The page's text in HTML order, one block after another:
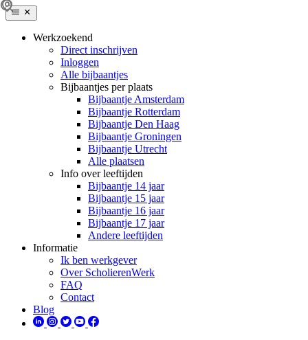
Werkzoekend
Direct inschrijven
Inloggen
Alle bijbaantjes
Bijbaantjes per plaats
Bijbaantje Amsterdam
Bijbaantje Rotterdam
Bijbaantje Den Haag
Bijbaantje Groningen
Bijbaantje Utrecht
Alle plaatsen
Info over leeftijden
Bijbaantje 14 jaar
Bijbaantje 15 jaar
Bijbaantje 16 jaar
Bijbaantje 17 jaar
Andere leeftijden
Informatie
Ik ben werkgever
Over ScholierenWerk
FAQ
Contact
Blog